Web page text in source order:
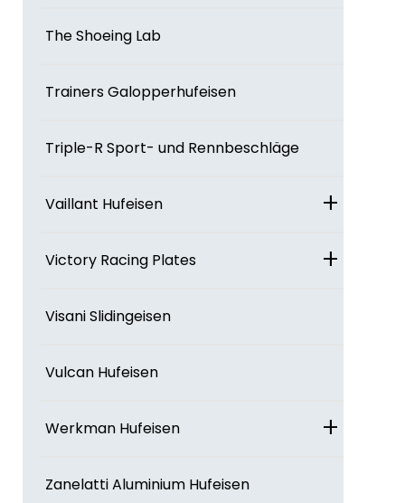
The Shoeing Lab
Trainers Galopperhufeisen
Triple-R Sport- und Rennbeschläge
Vaillant Hufeisen +
Victory Racing Plates +
Visani Slidingeisen
Vulcan Hufeisen
Werkman Hufeisen +
Zanelatti Aluminium Hufeisen